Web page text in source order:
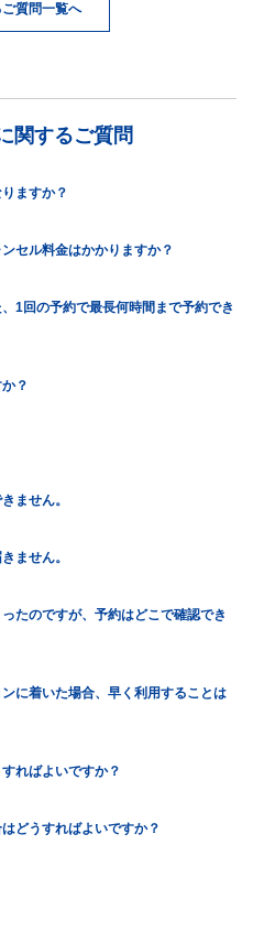
質問一覧へ
関するご質問
ますか？
セル料金はかかりますか？
1回の予約で最長何時間まで予約でき
？
ません。
ません。
たのですが、予約はどこで確認でき
に着いた場合、早く利用することは
ればよいですか？
どうすればよいですか？